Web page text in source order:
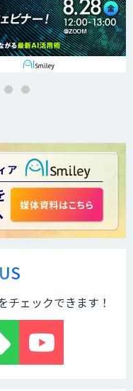
チェックできます！